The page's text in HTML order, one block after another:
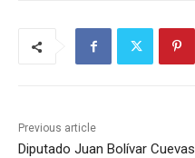
Previous article
Diputado Juan Bolívar Cuevas